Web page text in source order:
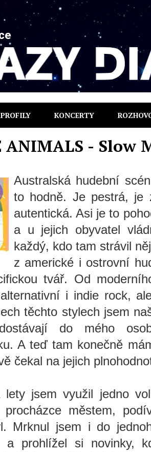
PROFILY KONCERTY
ANIMALS -
Australská hudební
to hodně. Je pestrá, je
autentická. Asi je to
a u jejich obyvatel
každý, kdo tam strávil
z americké i ostrovní
tvář. Od
i indie rock,
těchto stylech jsem
do mého
A teď tam konečně
čekal na jejich
lety jsem využil jedno
procházce městem,
Mrknul jsem i do
a prohlížel si novinky,